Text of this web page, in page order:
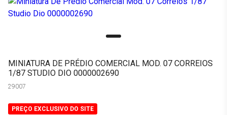
MINIATURA DE PRÉDIO COMERCIAL MOD. 07 CORREIOS
1/87 STUDIO DIO 0000002690
29007
PREÇO EXCLUSIVO DO SITE